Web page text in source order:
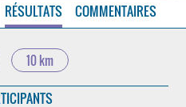
RÉSULTATS COMMENTAIRES
10 km